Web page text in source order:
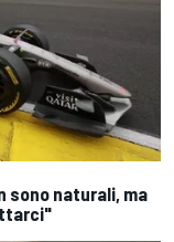
sono naturali, ma